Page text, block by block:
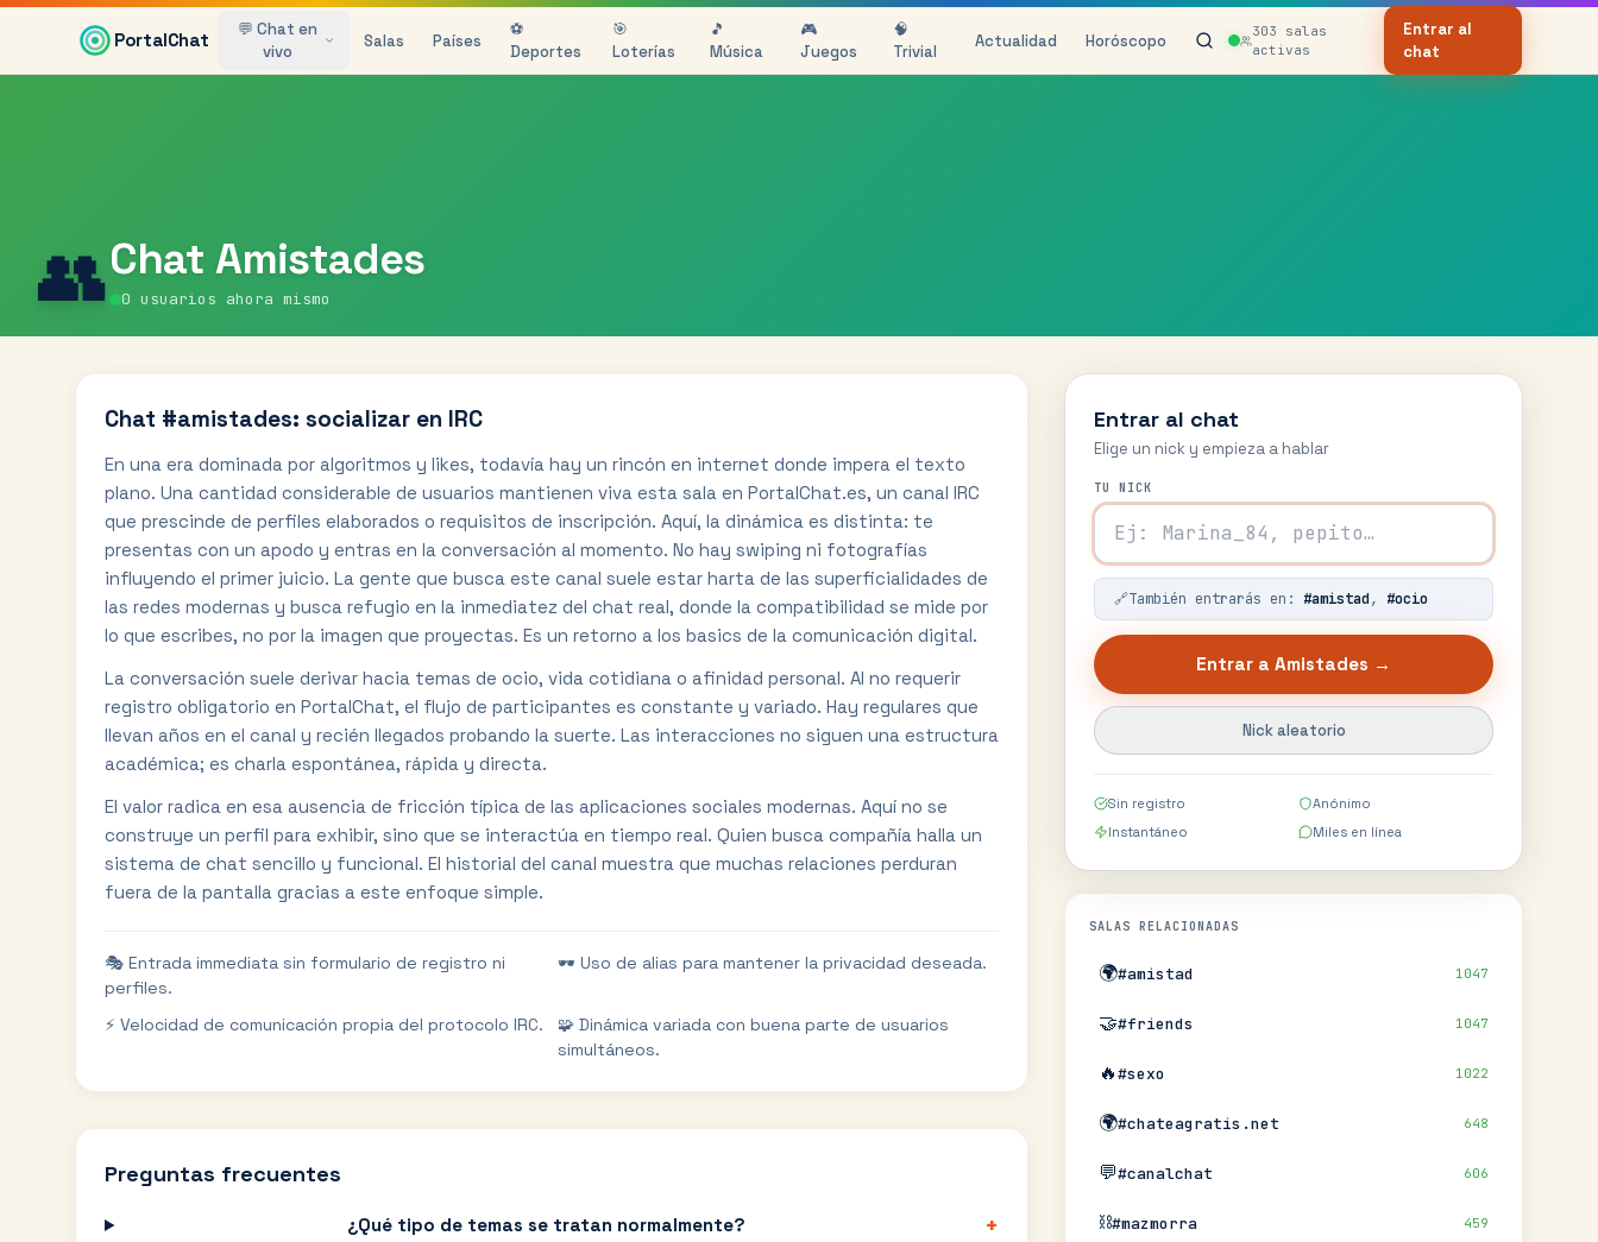
Saltar al contenido principal
PortalChat
💬 Chat en
vivo
Salas Países
⚽
Deportes
🎯
Loterías
🎵
Música
🎮
Juegos
🧠
Trivial
Actualidad Horóscopo 303 salas
activas
Entrar al
chat
👥Chat Amistades
0 usuarios ahora mismo
Entrar al chat
Elige un nick y empieza a hablar
TU NICK
🔗También entrarás en: #amistad, #ocio
Entrar a Amistades →
Nick aleatorio
Sin registro
Anónimo
Instantáneo
Miles en línea
SALAS RELACIONADAS
🌍#amistad 1047
🤝#friends 1047
🔥#sexo 1022
🌍#chateagratis.net 648
💬#canalchat 606
⛓️#mazmorra 459
Chat #amistades: socializar en IRC
En una era dominada por algoritmos y likes, todavía hay un rincón en internet donde impera el texto
plano. Una cantidad considerable de usuarios mantienen viva esta sala en PortalChat.es, un canal IRC
que prescinde de perfiles elaborados o requisitos de inscripción. Aquí, la dinámica es distinta: te
presentas con un apodo y entras en la conversación al momento. No hay swiping ni fotografías
influyendo el primer juicio. La gente que busca este canal suele estar harta de las superficialidades de
las redes modernas y busca refugio en la inmediatez del chat real, donde la compatibilidad se mide por
lo que escribes, no por la imagen que proyectas. Es un retorno a los basics de la comunicación digital.
La conversación suele derivar hacia temas de ocio, vida cotidiana o afinidad personal. Al no requerir
registro obligatorio en PortalChat, el flujo de participantes es constante y variado. Hay regulares que
llevan años en el canal y recién llegados probando la suerte. Las interacciones no siguen una estructura
académica; es charla espontánea, rápida y directa.
El valor radica en esa ausencia de fricción típica de las aplicaciones sociales modernas. Aquí no se
construye un perfil para exhibir, sino que se interactúa en tiempo real. Quien busca compañía halla un
sistema de chat sencillo y funcional. El historial del canal muestra que muchas relaciones perduran
fuera de la pantalla gracias a este enfoque simple.
🎭 Entrada immediata sin formulario de registro ni
perfiles.
🕶️ Uso de alias para mantener la privacidad deseada.
⚡ Velocidad de comunicación propia del protocolo IRC.
🧩 Dinámica variada con buena parte de usuarios
simultáneos.
Preguntas frecuentes
¿Qué tipo de temas se tratan normalmente? +